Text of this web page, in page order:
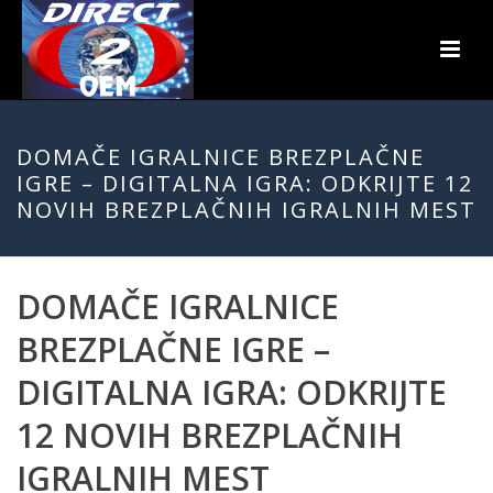
DOMAČE IGRALNICE BREZPLAČNE
IGRE – DIGITALNA IGRA: ODKRIJTE 12
NOVIH BREZPLAČNIH IGRALNIH MEST
DOMAČE IGRALNICE
BREZPLAČNE IGRE –
DIGITALNA IGRA: ODKRIJTE
12 NOVIH BREZPLAČNIH
IGRALNIH MEST